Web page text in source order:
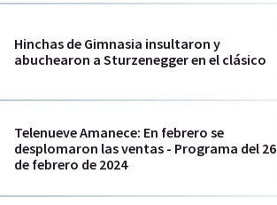
Hinchas de Gimnasia insultaron y
abuchearon a Sturzenegger en el clásico
Telenueve Amanece: En febrero se
desplomaron las ventas - Programa del 26
de febrero de 2024